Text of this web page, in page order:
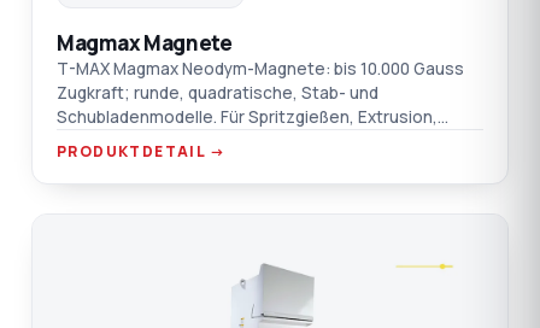
Magmax Magnete
T-MAX Magmax Neodym-Magnete: bis 10.000 Gauss
Zugkraft; runde, quadratische, Stab- und
Schubladenmodelle. Für Spritzgießen, Extrusion,
Blasformen und Folie.
PRODUKTDETAIL →